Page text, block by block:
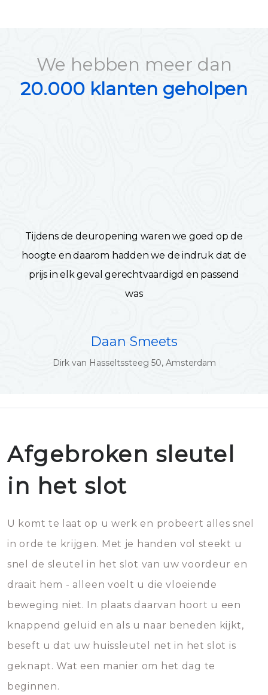
We hebben meer dan
20.000 klanten geholpen
Tijdens de deuropening waren we goed op de
hoogte en daarom hadden we de indruk dat de
prijs in elk geval gerechtvaardigd en passend
was
Daan Smeets
Dirk van Hasseltssteeg 50, Amsterdam
Afgebroken sleutel
in het slot
U komt te laat op u werk en probeert alles snel
in orde te krijgen. Met je handen vol steekt u
snel de sleutel in het slot van uw voordeur en
draait hem - alleen voelt u die vloeiende
beweging niet. In plaats daarvan hoort u een
knappend geluid en als u naar beneden kijkt,
beseft u dat uw huissleutel net in het slot is
geknapt. Wat een manier om het dag te
beginnen.